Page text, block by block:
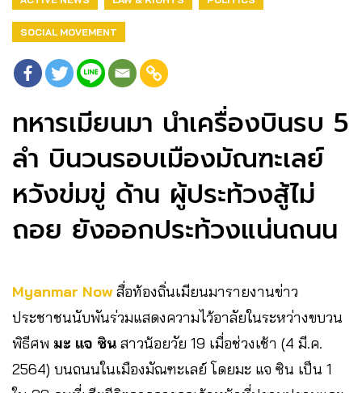
SOCIAL MOVEMENT
ทหารเมียนมา นำเครื่องบินรบ 5
ลำ บินวนรอบเมืองมัณฑะเลย์
หวังข่มขู่ ด้าน ผู้ประท้วงสู้ไม่
ถอย ยังออกประท้วงแน่นถนน
Myanmar Nowสื่อท้องถิ่นเมียนมารายงานข่าว
ประชาชนนับพันร่วมแสดงความไว้อาลัยในระหว่างขบวน
พิธีศพ มะ แจ ซิน สาวน้อยวัย 19 เมื่อช่วงเช้า (4 มี.ค.
2564) บนถนนในเมืองมัณฑะเลย์ โดยมะ แจ ซิน เป็น 1